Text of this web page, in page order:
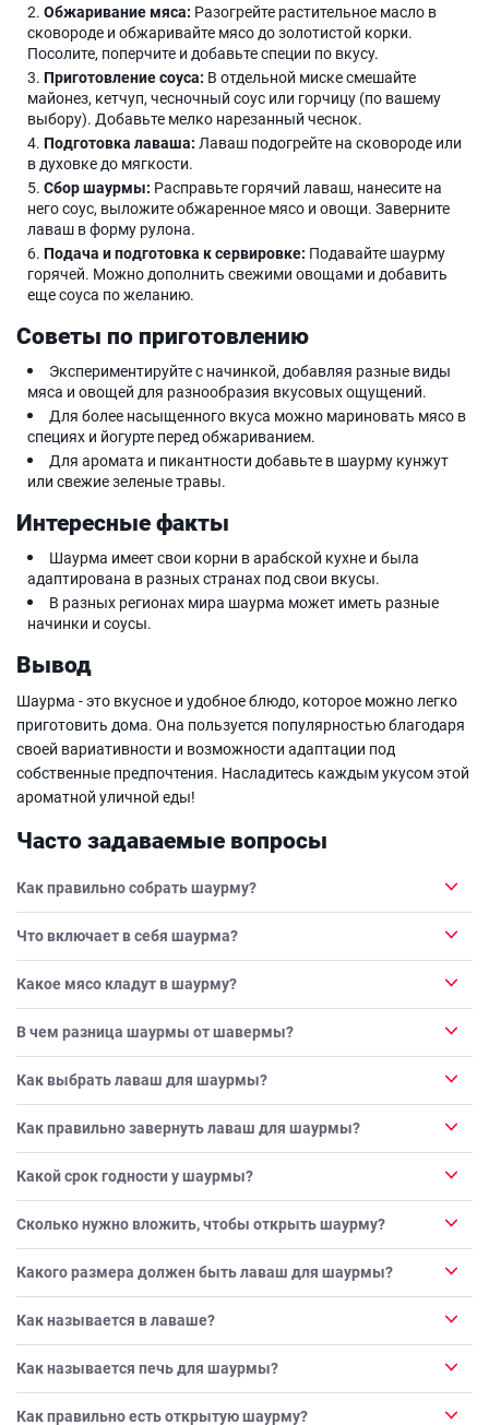
Обжаривание мяса: Разогрейте растительное масло в
сковороде и обжаривайте мясо до золотистой корки.
Посолите, поперчите и добавьте специи по вкусу.
Приготовление соуса: В отдельной миске смешайте
майонез, кетчуп, чесночный соус или горчицу (по вашему
выбору). Добавьте мелко нарезанный чеснок.
Подготовка лаваша: Лаваш подогрейте на сковороде или
в духовке до мягкости.
Сбор шаурмы: Расправьте горячий лаваш, нанесите на
него соус, выложите обжаренное мясо и овощи. Заверните
лаваш в форму рулона.
Подача и подготовка к сервировке: Подавайте шаурму
горячей. Можно дополнить свежими овощами и добавить
еще соуса по желанию.
Советы по приготовлению
Экспериментируйте с начинкой, добавляя разные виды
мяса и овощей для разнообразия вкусовых ощущений.
Для более насыщенного вкуса можно мариновать мясо в
специях и йогурте перед обжариванием.
Для аромата и пикантности добавьте в шаурму кунжут
или свежие зеленые травы.
Интересные факты
Шаурма имеет свои корни в арабской кухне и была
адаптирована в разных странах под свои вкусы.
В разных регионах мира шаурма может иметь разные
начинки и соусы.
Вывод
Шаурма - это вкусное и удобное блюдо, которое можно легко
приготовить дома. Она пользуется популярностью благодаря
своей вариативности и возможности адаптации под
собственные предпочтения. Насладитесь каждым укусом этой
ароматной уличной еды!
Часто задаваемые вопросы
Как правильно собрать шаурму?
Что включает в себя шаурма?
Какое мясо кладут в шаурму?
В чем разница шаурмы от шавермы?
Как выбрать лаваш для шаурмы?
Как правильно завернуть лаваш для шаурмы?
Какой срок годности у шаурмы?
Сколько нужно вложить, чтобы открыть шаурму?
Какого размера должен быть лаваш для шаурмы?
Как называется в лаваше?
Как называется печь для шаурмы?
Как правильно есть открытую шаурму?